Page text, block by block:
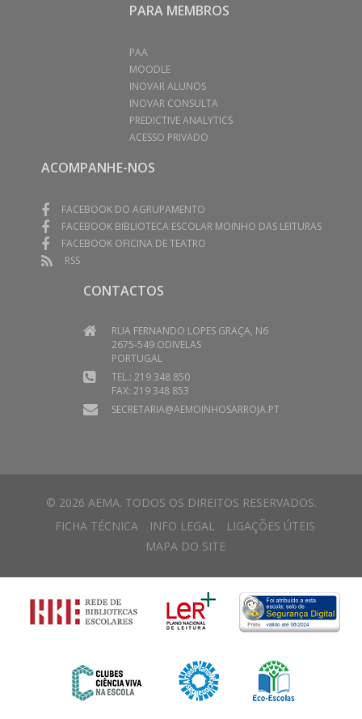
PARA MEMBROS
PAA
MOODLE
INOVAR ALUNOS
INOVAR CONSULTA
PREDICTIVE ANALYTICS
ACESSO PRIVADO
ACOMPANHE-NOS
FACEBOOK DO AGRUPAMENTO
FACEBOOK BIBLIOTECA ESCOLAR MOINHO DAS LEITURAS
FACEBOOK OFICINA DE TEATRO
RSS
CONTACTOS
RUA FERNANDO LOPES GRAÇA, N6
2675-549 ODIVELAS
PORTUGAL
TEL.: 219 348 850
FAX: 219 348 853
SECRETARIA@AEMOINHOSARROJA.PT
© 2026 AEMA. TODOS OS DIREITOS RESERVADOS.
FICHA TÉCNICA
INFO LEGAL
LIGAÇÕES ÚTEIS
MAPA DO SITE